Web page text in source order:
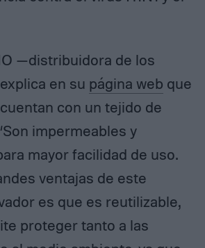
—distribuidora de los
en su página web que
con un tejido de
impermeables y
mayor facilidad de uso.
ventajas de este
es que es reutilizable,
proteger tanto a las